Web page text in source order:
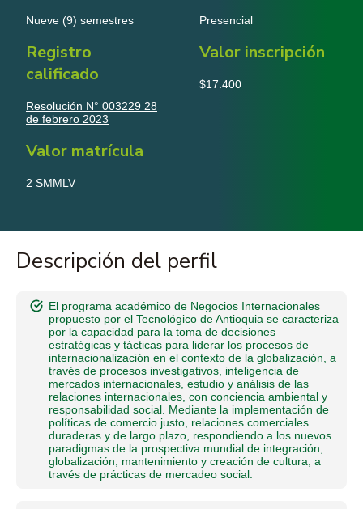
Nueve (9) semestres Presencial
Registro
calificado
Resolución N° 003229 28
de febrero 2023
Valor inscripción
$17.400
Valor matrícula
2 SMMLV
Descripción del perfil
El programa académico de Negocios Internacionales
propuesto por el Tecnológico de Antioquia se caracteriza
por la capacidad para la toma de decisiones
estratégicas y tácticas para liderar los procesos de
internacionalización en el contexto de la globalización, a
través de procesos investigativos, inteligencia de
mercados internacionales, estudio y análisis de las
relaciones internacionales, con conciencia ambiental y
responsabilidad social. Mediante la implementación de
políticas de comercio justo, relaciones comerciales
duraderas y de largo plazo, respondiendo a los nuevos
paradigmas de la prospectiva mundial de integración,
globalización, mantenimiento y creación de cultura, a
través de prácticas de mercadeo social.